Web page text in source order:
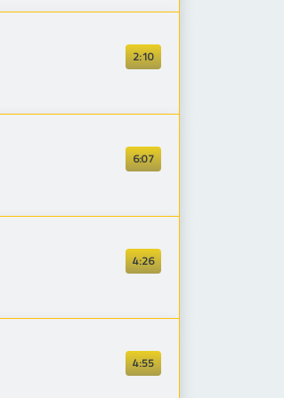
2:10
6:07
4:26
4:55